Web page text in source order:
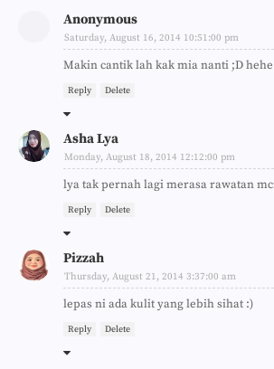
Anonymous
Saturday, August 16, 2014 10:51:00 pm
Makin cantik lah kak mia nanti ;D hehe
Reply Delete
Asha Lya
Monday, August 18, 2014 12:12:00 pm
lya tak pernah lagi merasa rawatan
Reply Delete
Pizzah
Thursday, August 21, 2014 3:37:00 am
lepas ni ada kulit yang lebih sihat :)
Reply Delete